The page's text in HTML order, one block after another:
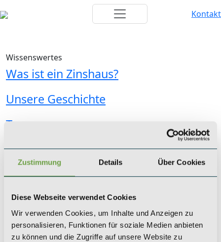
Zustimmung Details Über Cookies
Diese Webseite verwendet Cookies
Wir verwenden Cookies, um Inhalte und Anzeigen zu
personalisieren, Funktionen für soziale Medien anbieten
zu können und die Zugriffe auf unsere Website zu
Kontakt
Wissenswertes
Was ist ein Zinshaus?
Unsere Geschichte
Team
SAEGER & CIE.
Zinshaus Investments GmbH
Mevissenstraße 1
+49 (0) 221 / 984 310 - 0
koeln@saeger-cie.com